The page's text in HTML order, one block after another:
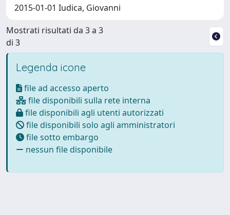
2015-01-01 Iudica, Giovanni
Mostrati risultati da 3 a 3
di 3
Legenda icone
file ad accesso aperto
file disponibili sulla rete interna
file disponibili agli utenti autorizzati
file disponibili solo agli amministratori
file sotto embargo
nessun file disponibile